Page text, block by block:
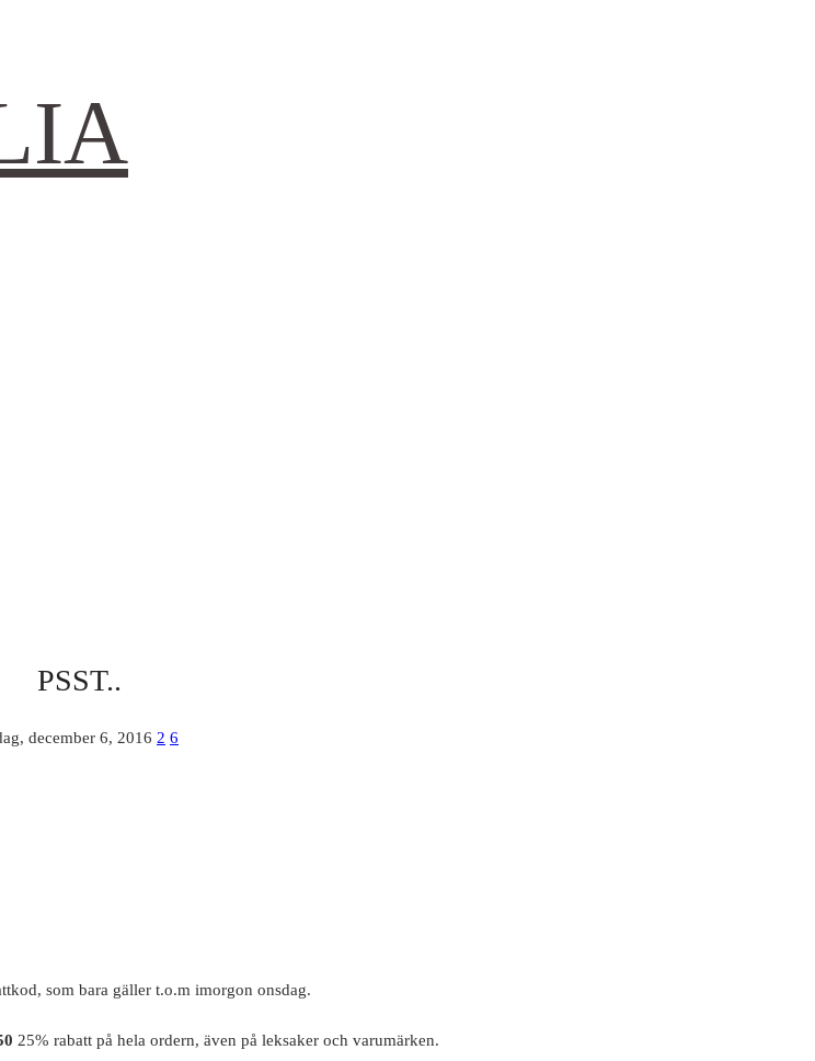
PSST..
december 6, 2016 2 6
som bara gäller t.o.m imorgon onsdag.
25% rabatt på hela ordern, även på leksaker och varumärken.